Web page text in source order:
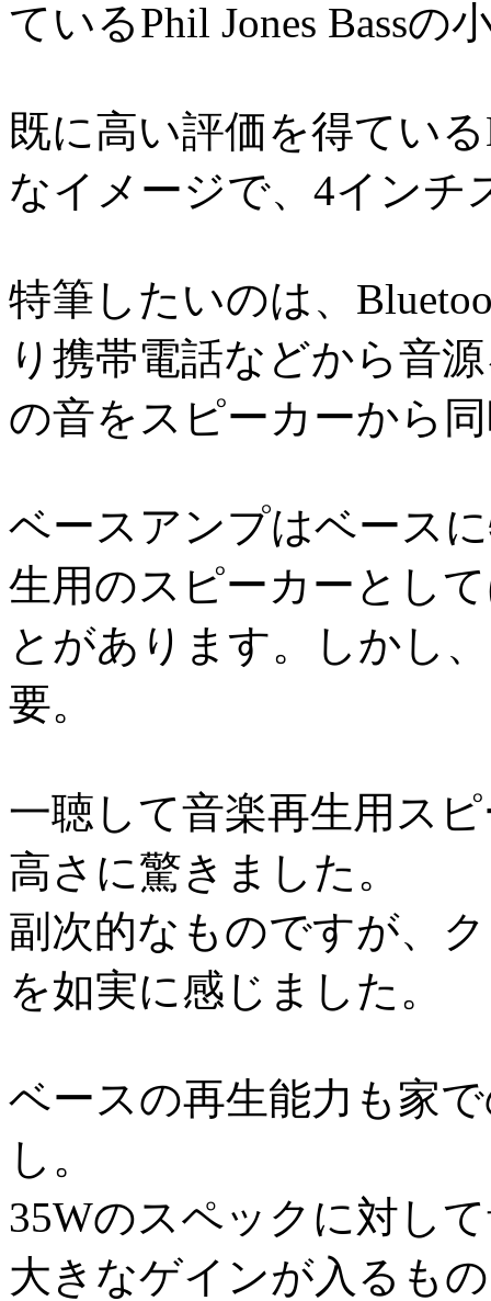
ているPhil Jones Bassの
既に高い評価を得てい
なイメージで、4インチ
特筆したいのは、
り携帯電話などから音
の音をスピーカーから
ベースアンプはベース
生用のスピーカーとし
とがあります。しかし
要。
一聴して音楽再生用ス
高さに驚きました。
副次的なものですが、
を如実に感じました。
ベースの再生能力も家
し。
35Wのスペックに対し
大きなゲインが入るも